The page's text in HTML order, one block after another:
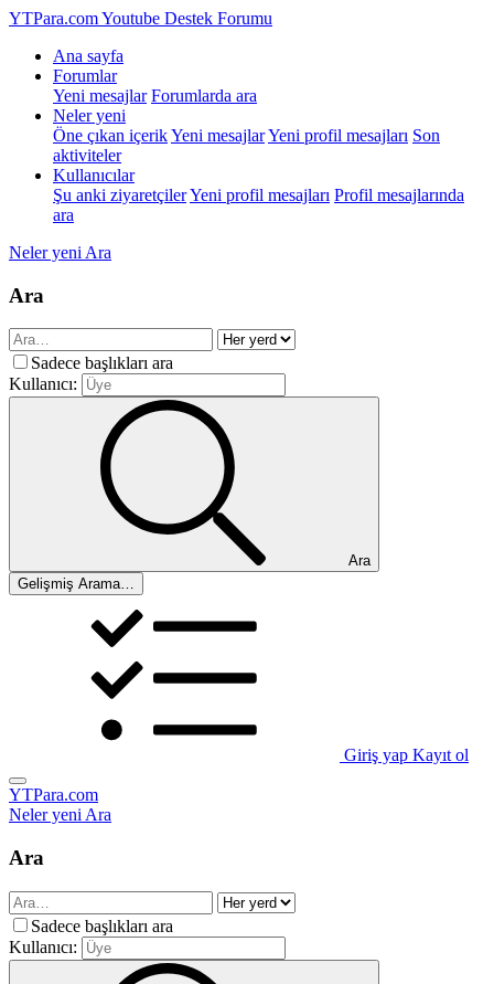
YTPara.comYoutube Destek Forumu
Ana sayfa
Forumlar
Yeni mesajlar Forumlarda ara
Neler yeni
Öne çıkan içerikYeni mesajlarYeni profil mesajları Son
aktiviteler
Kullanıcılar
Şu anki ziyaretçilerYeni profil mesajları Profil mesajlarında
ara
Neler yeni Ara
Ara
Sadece başlıkları ara
Kullanıcı:
Ara
Gelişmiş Arama…
Giriş yap Kayıt ol
YTPara.com
Neler yeniAra
Ara
Sadece başlıkları ara
Kullanıcı: